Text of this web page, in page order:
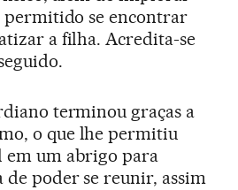
permitido se encontrar
a filha. Acredita-se
terminou graças a
o que lhe permitiu
em um abrigo para
de poder se reunir, assim